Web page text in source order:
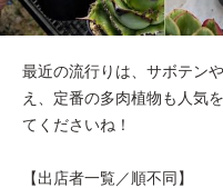
最近の流行りは、サボテン
え、定番の多肉植物も人気
てくださいね！
【出店者一覧／順不同】